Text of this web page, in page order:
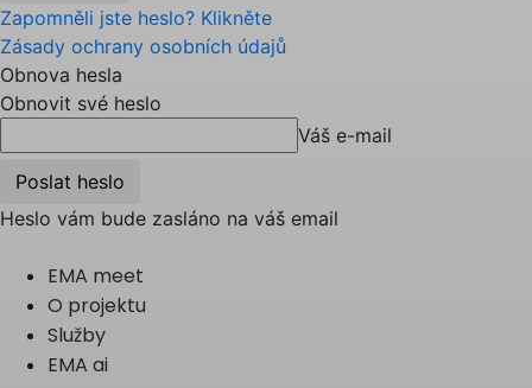
Zapomněli jste heslo? Klikněte
Zásady ochrany osobních údajů
Obnova hesla
Obnovit své heslo
Váš e-mail
Heslo vám bude zasláno na váš email
EMA meet
O projektu
Služby
EMA ai